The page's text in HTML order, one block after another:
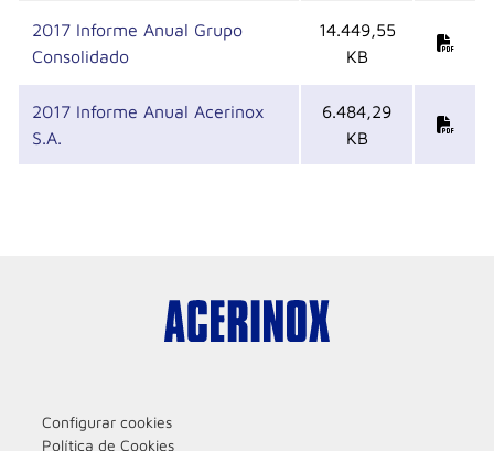
2017 Informe Anual Grupo
Consolidado
14.449,55
KB
2017 Informe Anual Acerinox
S.A.
6.484,29
KB
Configurar cookies
Política de Cookies